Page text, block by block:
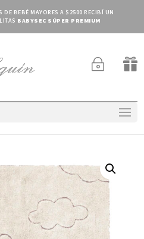
DE BEBÉ MAYORES A $2500 RECIBÍ UN
BABYSEC SÚPER PREMIUM
~ 